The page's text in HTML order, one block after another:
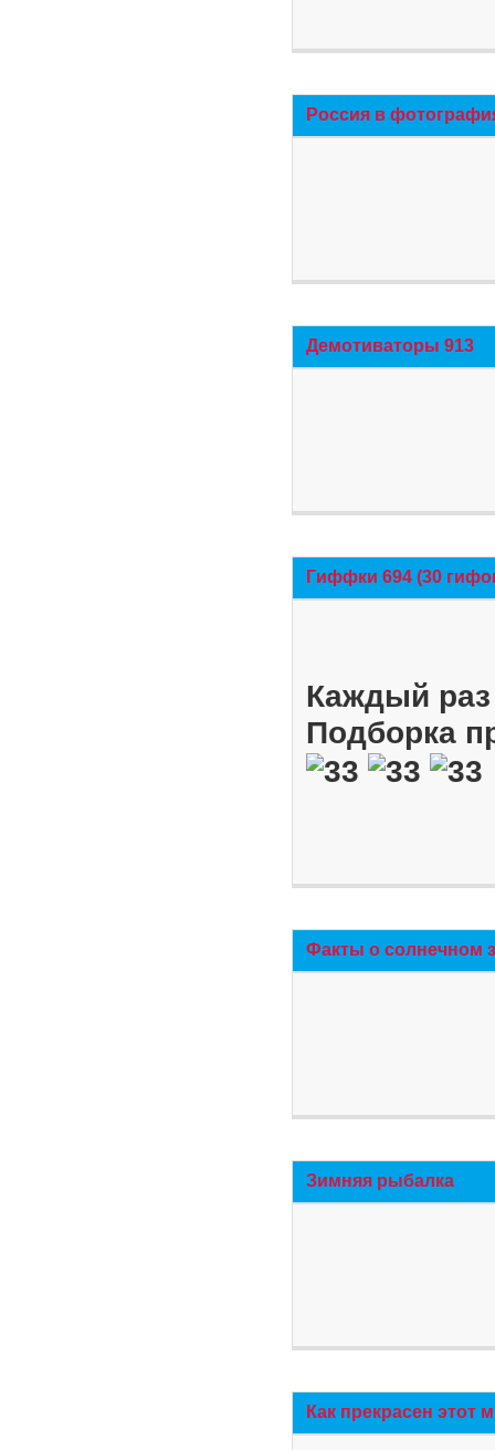
Россия в
Демотиваторы 913
Гиффки 694 (30
Каждый
Подборка
Факты о солнечном
Зимняя рыбалка
Как прекрасен этот